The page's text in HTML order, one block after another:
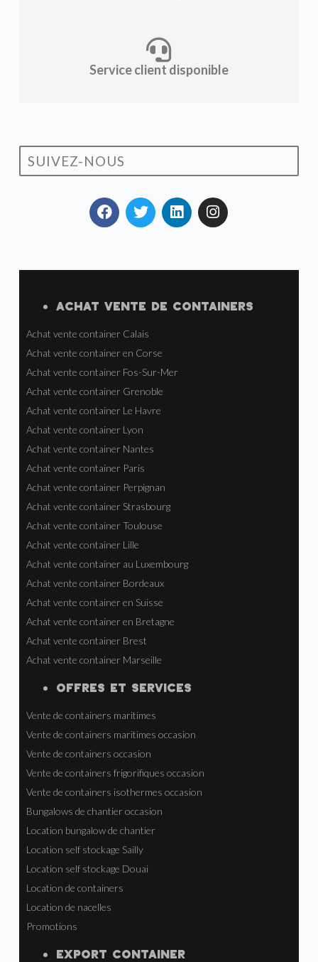
Service client disponible
SUIVEZ-NOUS
ACHAT VENTE DE CONTAINERS
Achat vente container Calais
Achat vente container en Corse
Achat vente container Fos-Sur-Mer
Achat vente container Grenoble
Achat vente container Le Havre
Achat vente container Lyon
Achat vente container Nantes
Achat vente container Paris
Achat vente container Perpignan
Achat vente container Strasbourg
Achat vente container Toulouse
Achat vente container Lille
Achat vente container au Luxembourg
Achat vente container Bordeaux
Achat vente container en Suisse
Achat vente container en Bretagne
Achat vente container Brest
Achat vente container Marseille
OFFRES ET SERVICES
Vente de containers maritimes
Vente de containers maritimes occasion
Vente de containers occasion
Vente de containers frigorifiques occasion
Vente de containers isothermes occasion
Bungalows de chantier occasion
Location bungalow de chantier
Location self stockage Sailly
Location self stockage Douai
Location de containers
Location de nacelles
Promotions
EXPORT CONTAINER